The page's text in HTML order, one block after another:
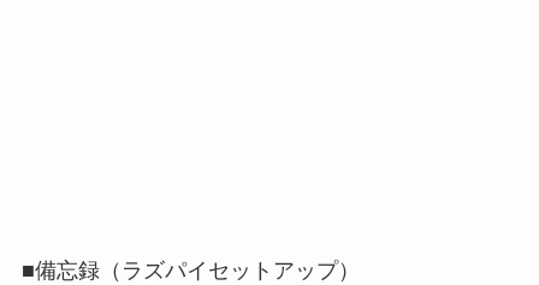
■備忘録（ラズパイセットアップ）